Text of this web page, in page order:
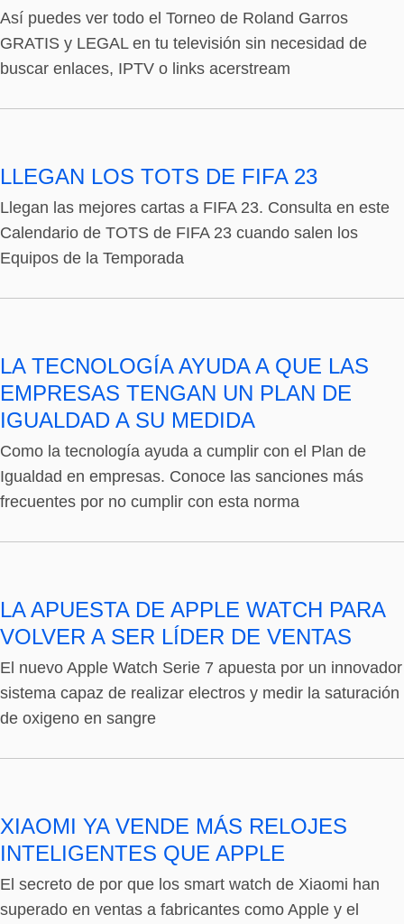
Así puedes ver todo el Torneo de Roland Garros
GRATIS y LEGAL en tu televisión sin necesidad de
buscar enlaces, IPTV o links acerstream
LLEGAN LOS TOTS DE FIFA 23
Llegan las mejores cartas a FIFA 23. Consulta en este
Calendario de TOTS de FIFA 23 cuando salen los
Equipos de la Temporada
LA TECNOLOGÍA AYUDA A QUE LAS
EMPRESAS TENGAN UN PLAN DE
IGUALDAD A SU MEDIDA
Como la tecnología ayuda a cumplir con el Plan de
Igualdad en empresas. Conoce las sanciones más
frecuentes por no cumplir con esta norma
LA APUESTA DE APPLE WATCH PARA
VOLVER A SER LÍDER DE VENTAS
El nuevo Apple Watch Serie 7 apuesta por un innovador
sistema capaz de realizar electros y medir la saturación
de oxigeno en sangre
XIAOMI YA VENDE MÁS RELOJES
INTELIGENTES QUE APPLE
El secreto de por que los smart watch de Xiaomi han
superado en ventas a fabricantes como Apple y el